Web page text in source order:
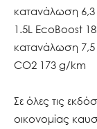
κατανάλωση 6,3
1.5L EcoBoost
κατανάλωση 7,5
CO2 173 g/km
Σε όλες τις
οικονομίας